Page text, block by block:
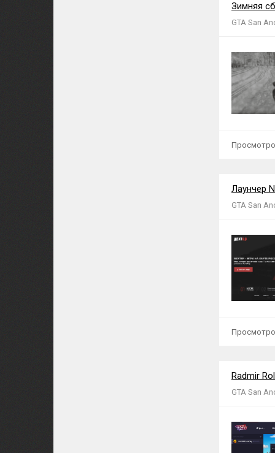
Зимняя
GTA San
Лаунчер
GTA San
Radmir
GTA San